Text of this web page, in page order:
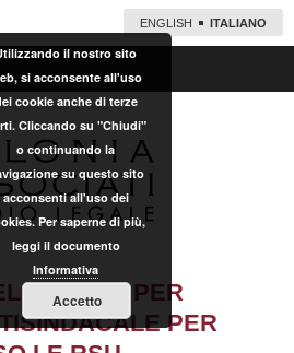
ENGLISH ITALIANO
DATORE PER
PER
il nostro sito
si acconsente all'uso
cookie anche di terze
Cliccando su "Chiudi"
o continuando la
su questo sito
acconsenti all'uso dei
Per saperne di più,
leggi il documento
Informativa
Accetto